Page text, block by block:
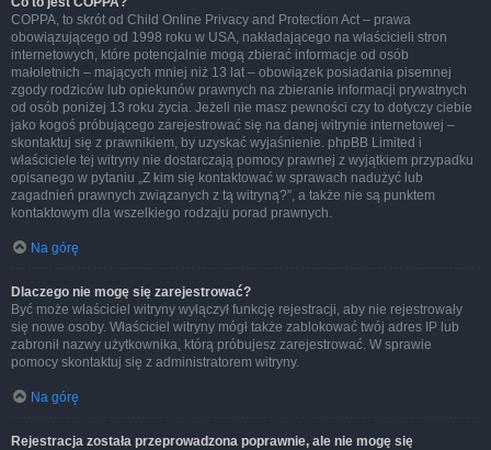
COPPA, to skrót od Child Online Privacy and Protection Act – prawa
obowiązującego od 1998 roku w USA, nakładającego na właścicieli stron
internetowych, które potencjalnie mogą zbierać informacje od osób
małoletnich – mających mniej niż 13 lat – obowiązek posiadania pisemnej
zgody rodziców lub opiekunów prawnych na zbieranie informacji prywatnych
od osób poniżej 13 roku życia. Jeżeli nie masz pewności czy to dotyczy ciebie
jako kogoś próbującego zarejestrować się na danej witrynie internetowej –
skontaktuj się z prawnikiem, by uzyskać wyjaśnienie. phpBB Limited i
właściciele tej witryny nie dostarczają pomocy prawnej z wyjątkiem przypadku
opisanego w pytaniu „Z kim się kontaktować w sprawach nadużyć lub
zagadnień prawnych związanych z tą witryną?”, a także nie są punktem
kontaktowym dla wszelkiego rodzaju porad prawnych.
Na górę
Dlaczego nie mogę się zarejestrować?
Być może właściciel witryny wyłączył funkcję rejestracji, aby nie rejestrowały
się nowe osoby. Właściciel witryny mógł także zablokować twój adres IP lub
zabronił nazwy użytkownika, którą próbujesz zarejestrować. W sprawie
pomocy skontaktuj się z administratorem witryny.
Na górę
Rejestracja została przeprowadzona poprawnie, ale nie mogę się